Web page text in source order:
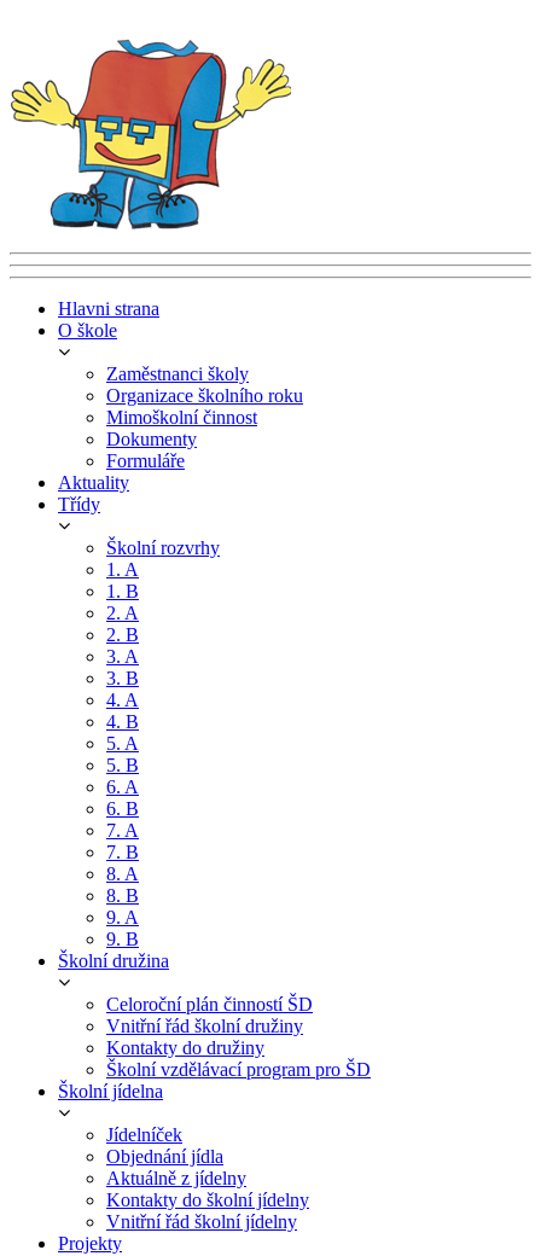
Hlavni strana
O škole
Zaměstnanci školy
Organizace školního roku
Mimoškolní činnost
Dokumenty
Formuláře
Aktuality
Třídy
Školní rozvrhy
1. A
1. B
2. A
2. B
3. A
3. B
4. A
4. B
5. A
5. B
6. A
6. B
7. A
7. B
8. A
8. B
9. A
9. B
Školní družina
Celoroční plán činností ŠD
Vnitřní řád školní družiny
Kontakty do družiny
Školní vzdělávací program pro ŠD
Školní jídelna
Jídelníček
Objednání jídla
Aktuálně z jídelny
Kontakty do školní jídelny
Vnitřní řád školní jídelny
Projekty